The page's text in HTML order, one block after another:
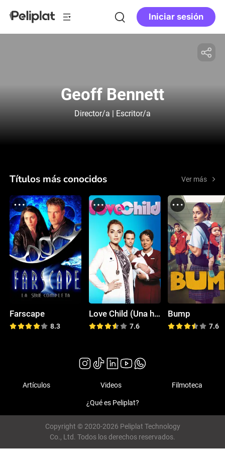
Iniciar sesión
Geoff Bennett
Director/a | Escritor/a
Títulos más conocidos Ver más
Farscape
8.3
Love Child (Una historia de adicción)
7.6
Bump
7.6
Artículos Videos Filmoteca
¿Qué es Peliplat?
Copyright © 2020-2026 Peliplat Technology
Co., Ltd. Todos los derechos reservados.